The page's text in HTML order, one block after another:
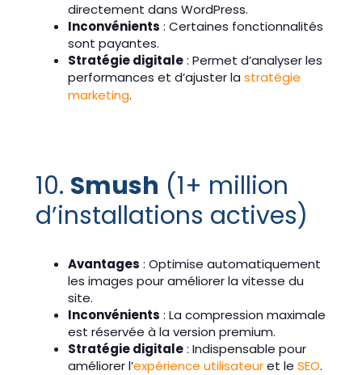
directement dans WordPress.
Inconvénients : Certaines fonctionnalités
sont payantes.
Stratégie digitale: Permet d’analyser les
performances et d’ajuster lastratégie
marketing.
10. Smush (1+ million
d’installations actives)
Avantages : Optimise automatiquement
les images pour améliorer la vitesse du
site.
Inconvénients : La compression maximale
est réservée à la version premium.
Stratégie digitale: Indispensable pour
améliorer l’expérience utilisateuret leSEO.